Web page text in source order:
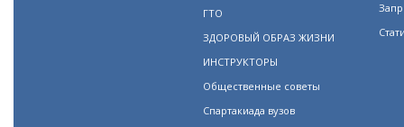
ГТО
ЗДОРОВЫЙ ОБРАЗ ЖИЗНИ
ИНСТРУКТОРЫ
Общественные советы
Спартакиада вузов